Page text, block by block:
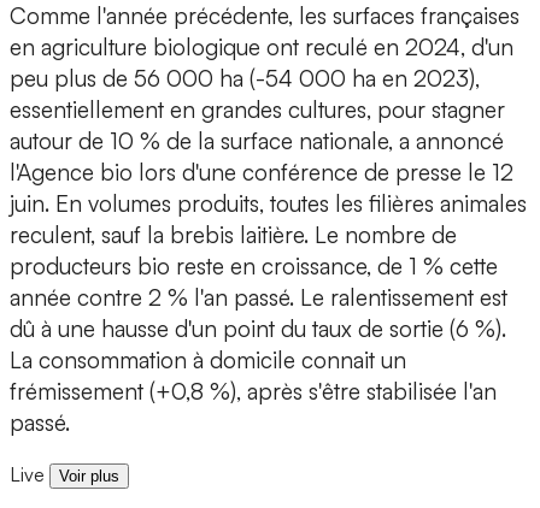
Comme l'année précédente, les surfaces françaises
en agriculture biologique ont reculé en 2024, d'un
peu plus de 56 000 ha (-54 000 ha en 2023),
essentiellement en grandes cultures, pour stagner
autour de 10 % de la surface nationale, a annoncé
l'Agence bio lors d'une conférence de presse le 12
juin. En volumes produits, toutes les filières animales
reculent, sauf la brebis laitière. Le nombre de
producteurs bio reste en croissance, de 1 % cette
année contre 2 % l'an passé. Le ralentissement est
dû à une hausse d'un point du taux de sortie (6 %).
La consommation à domicile connait un
frémissement (+0,8 %), après s'être stabilisée l'an
passé.
Live Voir plus